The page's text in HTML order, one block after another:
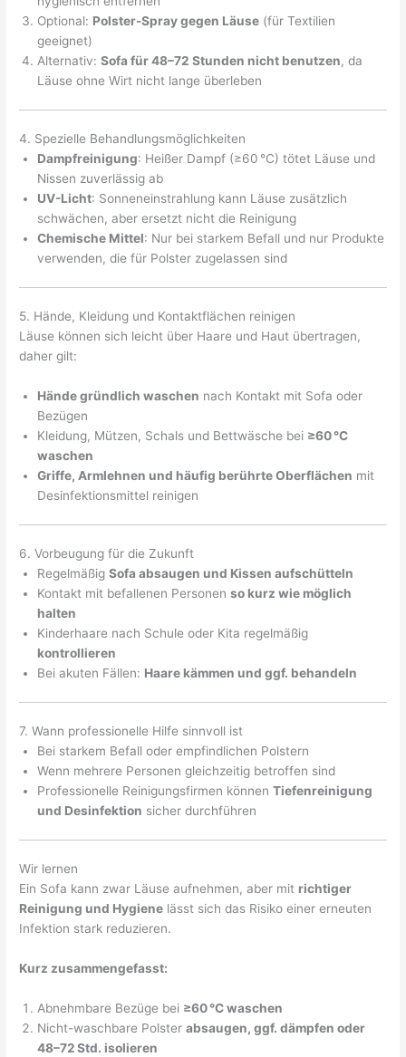
Optional: Polster-Spray gegen Läuse (für Textilien
geeignet)
Alternativ:Sofa für 48–72 Stunden nicht benutzen, da
Läuse ohne Wirt nicht lange überleben
4. Spezielle Behandlungsmöglichkeiten
Dampfreinigung: Heißer Dampf (≥60 °C) tötet Läuse und
Nissen zuverlässig ab
UV-Licht: Sonneneinstrahlung kann Läuse zusätzlich
schwächen, aber ersetzt nicht die Reinigung
Chemische Mittel: Nur bei starkem Befall und nur Produkte
verwenden, die für Polster zugelassen sind
5. Hände, Kleidung und Kontaktflächen reinigen
Läuse können sich leicht über Haare und Haut übertragen,
daher gilt:
Hände gründlich waschen nach Kontakt mit Sofa oder
Bezügen
Kleidung, Mützen, Schals und Bettwäsche bei ≥60 °C
waschen
Griffe, Armlehnen und häufig berührte Oberflächen mit
Desinfektionsmittel reinigen
6. Vorbeugung für die Zukunft
RegelmäßigSofa absaugen und Kissen aufschütteln
Kontakt mit befallenen Personenso kurz wie möglich
halten
Kinderhaare nach Schule oder Kita regelmäßig
kontrollieren
Bei akuten Fällen: Haare kämmen und ggf. behandeln
7. Wann professionelle Hilfe sinnvoll ist
Bei starkem Befall oder empfindlichen Polstern
Wenn mehrere Personen gleichzeitig betroffen sind
Professionelle Reinigungsfirmen könnenTiefenreinigung
und Desinfektion sicher durchführen
Wir lernen
Ein Sofa kann zwar Läuse aufnehmen, aber mit richtiger
Reinigung und Hygiene lässt sich das Risiko einer erneuten
Infektion stark reduzieren.
Kurz zusammengefasst:
Abnehmbare Bezüge bei ≥60 °C waschen
Nicht-waschbare Polsterabsaugen, ggf. dämpfen oder
48–72 Std. isolieren